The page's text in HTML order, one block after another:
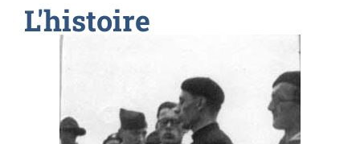
L'histoire